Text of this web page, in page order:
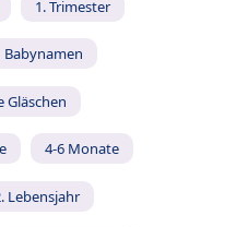
1. Trimester
Babynamen
Gläschen
4-6 Monate
Lebensjahr